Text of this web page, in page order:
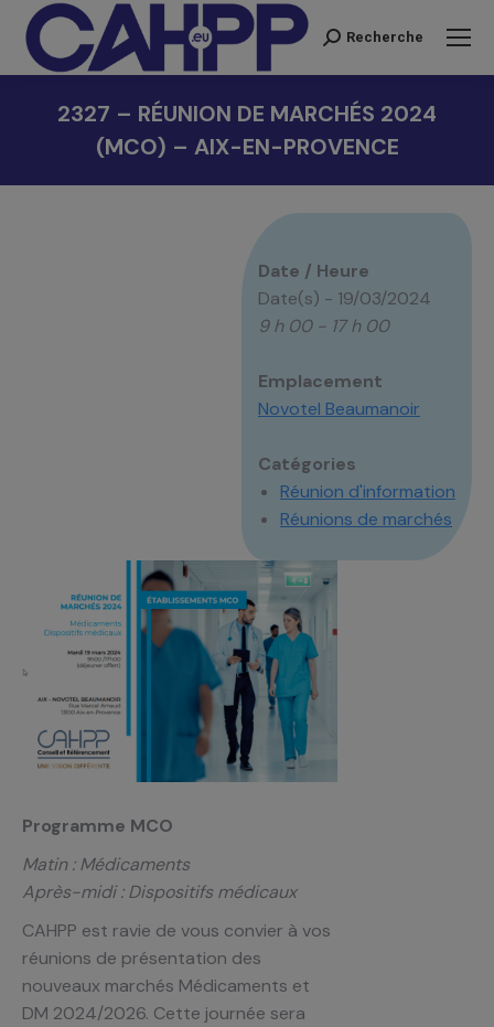
Recherche
Recherche
2327 – RÉUNION DE MARCHÉS 2024
(MCO) – AIX-EN-PROVENCE
Date / Heure
Date(s) - 19/03/2024
9 h 00 - 17 h 00
Emplacement
Novotel Beaumanoir
Catégories
Réunion d'information
Réunions de marchés
Programme MCO
Matin : Médicaments
Après-midi : Dispositifs médicaux
CAHPP est ravie de vous convier à vos
réunions de présentation des
nouveaux marchés Médicaments et
DM 2024/2026. Cette journée sera